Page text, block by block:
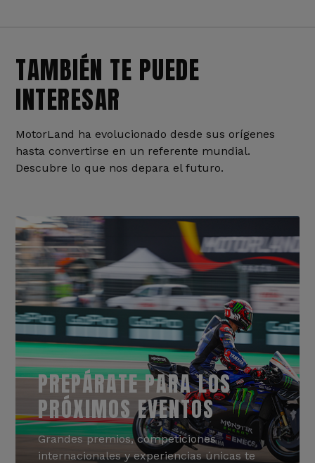
TAMBIÉN TE PUEDE
INTERESAR
MotorLand ha evolucionado desde sus orígenes
hasta convertirse en un referente mundial.
Descubre lo que nos depara el futuro.
PREPÁRATE PARA LOS
PRÓXIMOS EVENTOS
Grandes premios, competiciones
internacionales y experiencias únicas te